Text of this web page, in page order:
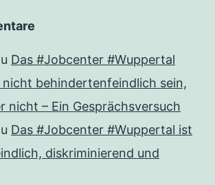
Das #Jobcenter #Wuppertal
behindertenfeindlich sein,
nicht – Ein Gesprächsversuch
Das #Jobcenter #Wuppertal ist
diskriminierend und